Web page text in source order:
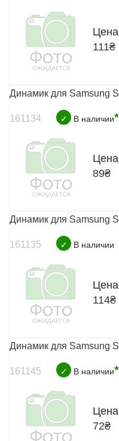
Цена
111₴
Динамик для Samsung
161134 ✓ В наличии*
Цена
89₴
Динамик для Samsung
161135 ✓ В наличии
Цена
114₴
Динамик для Samsung
161145 ✓ В наличии*
Цена
72₴